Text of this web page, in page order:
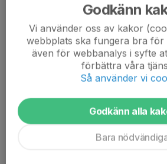
Nu kör vi ännu en runda för beställning
ihåg att söka klädbidrag efter att ha
klubbens evenemang: Stadsloppet eller
Godkänn
Vi använder oss av kakor
webbplats ska fungera bra för
även för webbanalys i syfte
förbättra våra
Så använder vi
Godkänn alla
Bara